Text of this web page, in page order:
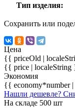
Тип изделия:
Сохранить или
Цена
{{ priceOld |
{{ price |
Экономия
{{ economy*number
Нашли дешевле?
На складе 500 шт